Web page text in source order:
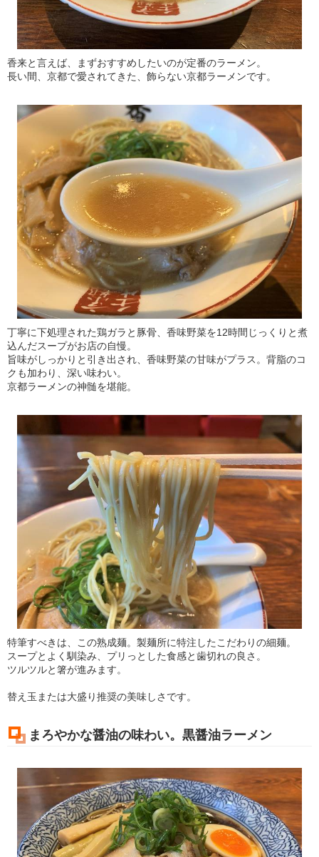
香来と言えば、まずおすすめしたいのが定番のラーメン。
長い間、京都で愛されてきた、飾らない京都ラーメンです。
丁寧に下処理された鶏ガラと豚骨、香味野菜を12時間じっくりと煮
込んだスープがお店の自慢。
旨味がしっかりと引き出され、香味野菜の甘味がプラス。背脂のコ
クも加わり、深い味わい。
京都ラーメンの神髄を堪能。
特筆すべきは、この熟成麺。製麺所に特注したこだわりの細麺。
スープとよく馴染み、プリっとした食感と歯切れの良さ。
ツルツルと箸が進みます。
替え玉または大盛り推奨の美味しさです。
まろやかな醤油の味わい。黒醤油ラーメン